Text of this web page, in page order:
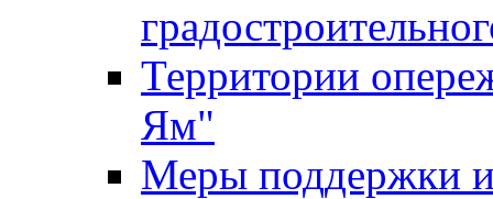
Территории
Ям"
Меры поддержки